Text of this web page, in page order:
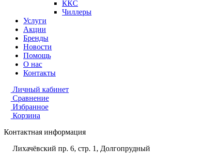
ККС
Чиллеры
Услуги
Акции
Бренды
Новости
Помощь
О нас
Контакты
Личный кабинет
Сравнение
Избранное
Корзина
Контактная информация
Лихачёвский пр. 6, стр. 1, Долгопрудный